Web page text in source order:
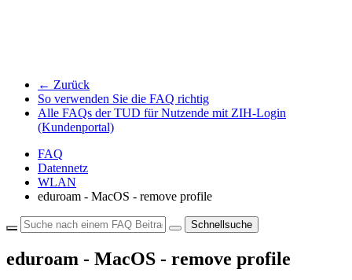
← Zurück
So verwenden Sie die FAQ richtig
Alle FAQs der TUD für Nutzende mit ZIH-Login
(Kundenportal)
FAQ
Datennetz
WLAN
eduroam - MacOS - remove profile
Schnellsuche
eduroam - MacOS - remove profile